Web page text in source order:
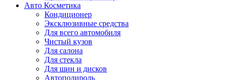
Авто Косметика
Кондиционер
Эксклюзивные средства
Для всего автомобиля
Чистый кузов
Для салона
Для стекла
Для шин и дисков
Автополироль